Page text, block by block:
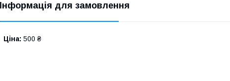
Інформація для замовлення
Ціна: 500 ₴